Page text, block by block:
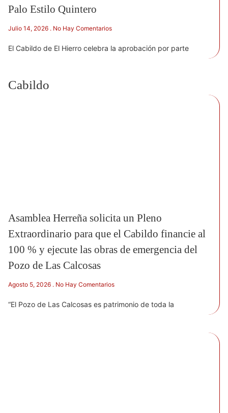
Palo Estilo Quintero
Julio 14, 2026 No Hay Comentarios
El Cabildo de El Hierro celebra la aprobación por parte
Cabildo
Asamblea Herreña solicita un Pleno
Extraordinario para que el Cabildo financie al
100 % y ejecute las obras de emergencia del
Pozo de Las Calcosas
Agosto 5, 2026 No Hay Comentarios
“El Pozo de Las Calcosas es patrimonio de toda la